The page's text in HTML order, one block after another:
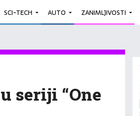
SCI-TECH AUTO ZANIMLJIVOSTI
seriji “One